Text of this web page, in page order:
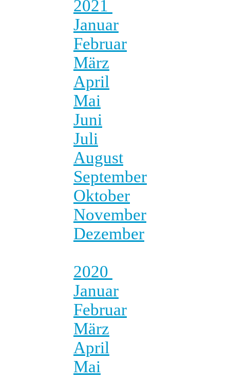
2021
Januar
Februar
März
April
Mai
Juni
Juli
August
September
Oktober
November
Dezember
2020
Januar
Februar
März
April
Mai